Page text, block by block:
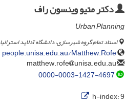
دکتر متیو وینسون راف
Urban Planning
استاد تمام گروه شهرسازی، دانشگاه آدلاید استرالیا
people.unisa.edu.au/Matthew.Rofe
unisa.edu.au
0000-0003-1427-4697
h-index:9